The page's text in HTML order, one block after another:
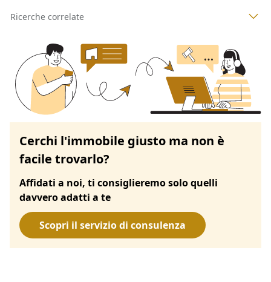
Ricerche correlate
Cerchi l'immobile giusto ma non è
facile trovarlo?
Affidati a noi, ti consiglieremo solo quelli
davvero adatti a te
Scopri il servizio di consulenza